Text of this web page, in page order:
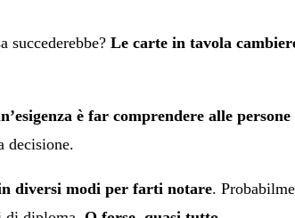
succederebbe? Le carte in tavola
è far comprendere alle
decisione.
diversi modi per farti notare.